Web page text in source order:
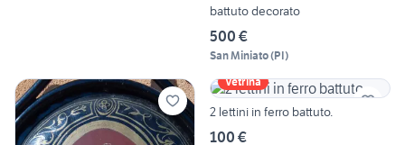
battuto decorato
500 €
San Miniato(PI)
Vetrina
2 lettini in ferro battuto.
100 €